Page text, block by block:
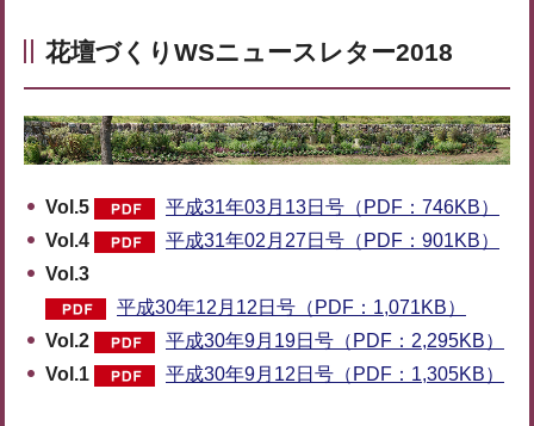
花壇づくりWSニュースレター2018
Vol.5
平成31年03月13日号（PDF：746KB）
Vol.4
平成31年02月27日号（PDF：901KB）
Vol.3
平成30年12月12日号（PDF：1,071KB）
Vol.2
平成30年9月19日号（PDF：2,295KB）
Vol.1
平成30年9月12日号（PDF：1,305KB）